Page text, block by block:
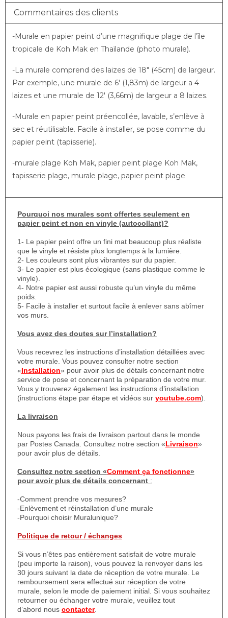
Commentaires des clients
-Murale en papier peint d’une magnifique plage de l’île
tropicale de Koh Mak en Thaïlande (photo murale).
-La murale comprend des laizes de 18″ (45cm) de largeur.
Par exemple, une murale de 6′ (1,83m) de largeur a 4
laizes et une murale de 12′ (3,66m) de largeur a 8 laizes.
-Murale en papier peint préencollée, lavable, s’enlève à
sec et réutilisable. Facile à installer, se pose comme du
papier peint (tapisserie).
-murale plage Koh Mak, papier peint plage Koh Mak,
tapisserie plage, murale plage, papier peint plage
Pourquoi nos murales sont offertes seulement en
papier peint et non en vinyle (autocollant)?
1- Le papier peint offre un fini mat beaucoup plus réaliste
que le vinyle et résiste plus longtemps à la lumière.
2- Les couleurs sont plus vibrantes sur du papier.
3- Le papier est plus écologique (sans plastique comme le
vinyle).
4- Notre papier est aussi robuste qu’un vinyle du même
poids.
5- Facile à installer et surtout facile à enlever sans abîmer
vos murs.
Vous avez des doutes sur l’installation?
Vous recevrez les instructions d’installation détaillées avec
votre murale. Vous pouvez consulter notre section
«Installation» pour avoir plus de détails concernant notre
service de pose et concernant la préparation de votre mur.
Vous y trouverez également les instructions d’installation
(instructions étape par étape et vidéos sur youtube.com).
La livraison
Nous payons les frais de livraison partout dans le monde
par Postes Canada. Consultez notre section «Livraison»
pour avoir plus de détails.
Consultez notre section «Comment ça fonctionne»
pour avoir plus de détails concernant:
-Comment prendre vos mesures?
-Enlèvement et réinstallation d’une murale
-Pourquoi choisir Muralunique?
Politique de retour / échanges
Si vous n’êtes pas entièrement satisfait de votre murale
(peu importe la raison), vous pouvez la renvoyer dans les
30 jours suivant la date de réception de votre murale. Le
remboursement sera effectué sur réception de votre
murale, selon le mode de paiement initial. Si vous souhaitez
retourner ou échanger votre murale, veuillez tout
d’abord nous contacter.